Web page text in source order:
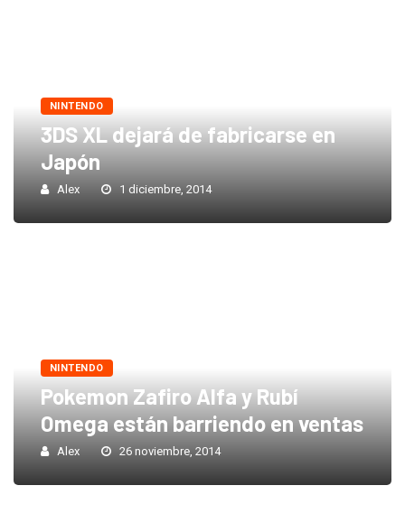
NINTENDO
3DS XL dejará de fabricarse en
Japón
Alex 1 diciembre, 2014
NINTENDO
Pokemon Zafiro Alfa y Rubí
Omega están barriendo en ventas
Alex 26 noviembre, 2014